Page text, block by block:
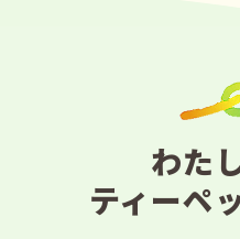
わた
ティーペ